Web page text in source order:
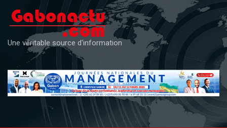
content
Une véritable source d'information